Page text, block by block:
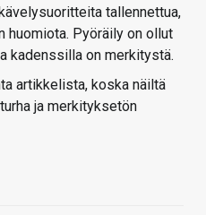
tallennettua,
huomiota. Pyöräily on ollut
kadenssilla on merkitystä.
artikkelista, koska näiltä
ja merkityksetön